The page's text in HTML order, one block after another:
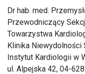
Dr hab. med.
Przewodniczący
Towarzystwa
Klinika Niewydolności
Instytut Kardiologii w
ul. Alpejska 42, 04-